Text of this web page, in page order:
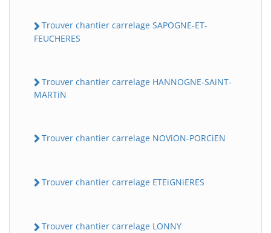
Trouver chantier carrelage SAPOGNE-ET-
FEUCHERES
Trouver chantier carrelage HANNOGNE-SAiNT-
MARTiN
Trouver chantier carrelage NOViON-PORCiEN
Trouver chantier carrelage ETEiGNiERES
Trouver chantier carrelage LONNY